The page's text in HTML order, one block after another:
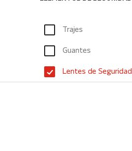
Trajes
Guantes
Lentes de Seguridad